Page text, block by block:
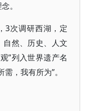
。
3次调研西湖，定
自然、历史、人文
”列入世界遗产名
，我有所为”。